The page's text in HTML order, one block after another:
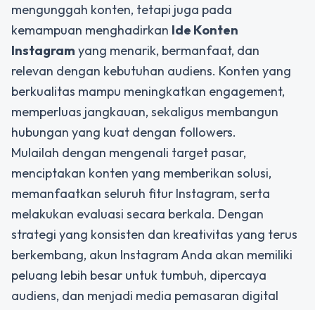
mengunggah konten, tetapi juga pada
kemampuan menghadirkan Ide Konten
Instagram yang menarik, bermanfaat, dan
relevan dengan kebutuhan audiens. Konten yang
berkualitas mampu meningkatkan engagement,
memperluas jangkauan, sekaligus membangun
hubungan yang kuat dengan followers.
Mulailah dengan mengenali target pasar,
menciptakan konten yang memberikan solusi,
memanfaatkan seluruh fitur Instagram, serta
melakukan evaluasi secara berkala. Dengan
strategi yang konsisten dan kreativitas yang terus
berkembang, akun Instagram Anda akan memiliki
peluang lebih besar untuk tumbuh, dipercaya
audiens, dan menjadi media pemasaran digital